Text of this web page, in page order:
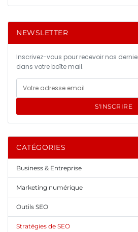
NEWSLETTER
Inscrivez-vous pour recevoir nos
dans votre boîte mail.
S'INSCRIRE
CATÉGORIES
Business & Entreprise
Marketing numérique
Outils SEO
Stratégies de SEO